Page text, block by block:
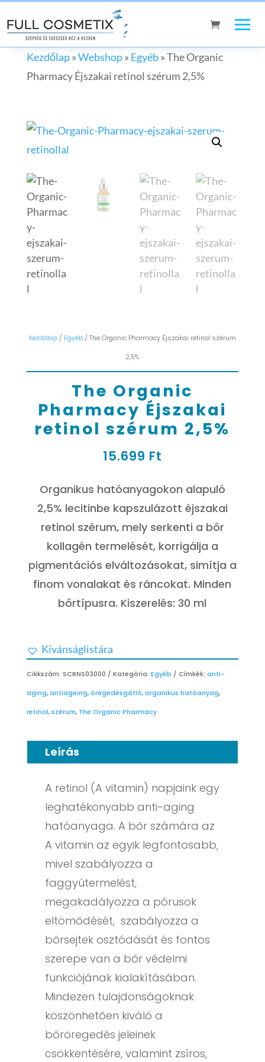
Kezdőlap»Webshop» Egyéb»The Organic
Pharmacy Éjszakai retinol szérum 2,5%
Kezdőlap/ Egyéb/ The Organic Pharmacy Éjszakai retinol szérum
2,5%
The Organic
Pharmacy Éjszakai
retinol szérum 2,5%
15.699 Ft
Organikus hatóanyagokon alapuló
2,5% lecitinbe kapszulázott éjszakai
retinol szérum, mely serkenti a bőr
kollagén termelését, korrigálja a
pigmentációs elváltozásokat, simítja a
finom vonalakat és ráncokat. Minden
bőrtípusra. Kiszerelés: 30 ml
Kívánságlistára
Cikkszám: SCRNS03000 Kategória: Egyéb Címkék: anti-
aging,antiageing,öregedésgátló,organikus hatóanyag,
retinol,szérum, The Organic Pharmacy
Leírás
A retinol (A vitamin) napjaink egy
leghatékonyabb anti-aging
hatóanyaga. A bőr számára az
A vitamin az egyik legfontosabb,
mivel szabályozza a
faggyútermelést,
megakadályozza a pórusok
eltömődését, szabályozza a
bőrsejtek osztódását és fontos
szerepe van a bőr védelmi
funkciójának kialakításában.
Mindezen tulajdonságoknak
köszönhetően kiváló a
bőröregedés jeleinek
csökkentésére, valamint zsíros,